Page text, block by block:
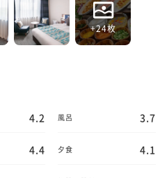
+24枚
4.2 風呂 3.7
4.4 夕食 4.1